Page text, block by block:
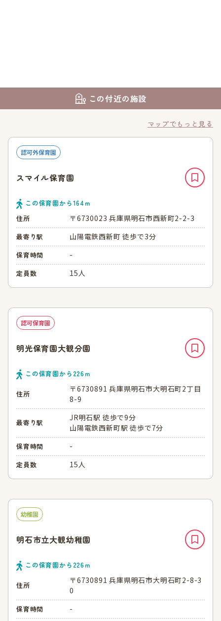
この付近の施設
マップでもっと見る
認可外保育園
スマイル保育園
この保育園から164 ｍ
住所
〒6730023 兵庫県明石市西新町2-2-3
最寄り駅 山陽電鉄西新町 徒歩で3分
保育時間 -
定員数 15人
認可保育園
明光保育園大観分園
この保育園から 226ｍ
住所
〒6730891 兵庫県明石市大明石町2丁目
8-9
最寄り駅
JR明石駅 徒歩で9分
山陽電鉄西新町駅 徒歩で7分
保育時間 -
定員数 15人
幼稚園
明石市立大観幼稚園
この保育園から 226ｍ
住所
〒6730891 兵庫県明石市大明石町2-8-3
0
保育時間 -